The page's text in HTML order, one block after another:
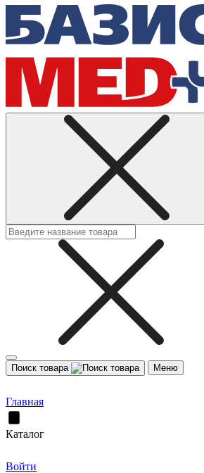
Поиск товара Меню
Главная
Каталог
Войти